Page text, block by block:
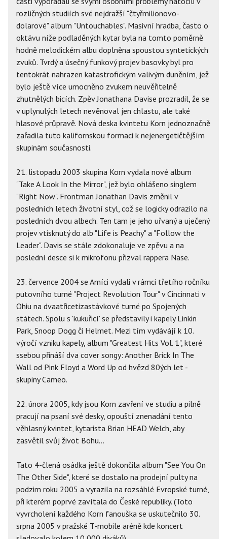
rozličných studiích své nejdražší "čtyřmilionovo-
dolarové" album "Untouchables". Masivní hradba, často o
oktávu níže podladěných kytar byla na tomto poměrně
hodně melodickém albu doplněna spoustou syntetických
zvuků. Tvrdý a úsečný funkový projev basovky byl pro
tentokrát nahrazen katastrofickým valivým duněním, jež
bylo ještě více umocněno zvukem neuvěřitelně
zhutnělých bicích. Zpěv Jonathana Davise prozradil, že se
v uplynulých letech nevěnoval jen chlastu, ale také
hlasové průpravě. Nová deska kvintetu Korn jednoznačně
zařadila tuto kalifornskou formaci k nejenergetičtějším
skupinám současnosti.
21. listopadu 2003 skupina Korn vydala nové album
"Take A Look In the Mirror", jež bylo ohlášeno singlem
"Right Now". Frontman Jonathan Davis změnil v
posledních letech životní styl, což se logicky odrazilo na
posledních dvou albech. Ten tam je jeho uřvaný a uječený
projev vtisknutý do alb "Life is Peachy" a "Follow the
Leader". Davis se stále zdokonaluje ve zpěvu a na
poslední desce si k mikrofonu přizval rappera Nase.
23. července 2004 se Amíci vydali v rámci třetího ročníku
putovního turné "Project Revolution Tour" v Cincinnati v
Ohiu na dvaatřicetizastávkové turné po Spojených
státech. Spolu s 'kukuřicí' se představily i kapely Linkin
Park, Snoop Dogg či Helmet. Mezi tím vydávájí k 10.
výročí vzniku kapely, album "Greatest Hits Vol. 1", které
ssebou přináší dva cover songy: Another Brick In The
Wall od Pink Floyd a Word Up od hvězd 80ých let -
skupiny Cameo.
22. února 2005, kdy jsou Korn zavření ve studiu a pilně
pracují na psaní své desky, opouští znenadání tento
věhlasný kvintet, kytarista Brian HEAD Welch, aby
zasvětil svůj život Bohu...
Tato 4-člená osádka ještě dokončila album "See You On
The Other Side", které se dostalo na prodejní pulty na
podzim roku 2005 a vyrazila na rozsáhlé Evropské turné,
při kterém poprvé zavítala do České republiky. (Toto
vyvrcholení každého Korn fanouška se uskutečnilo 30.
srpna 2005 v pražské T-mobile aréně kde koncert